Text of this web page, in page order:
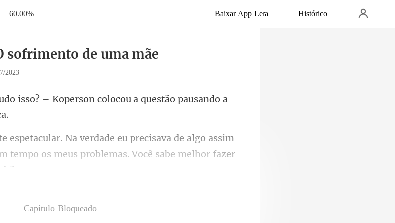
| 60.00% Baixar App Lera Histórico
sofrimento de uma mãe
2023
– Koperson colocou a questão paus
va de algo assim
tempo os meus pro
—— Capítulo Bloqueado ——